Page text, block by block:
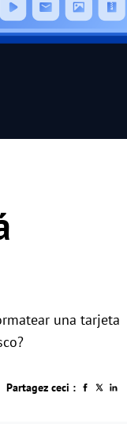
una tarjeta
Partagez ceci :